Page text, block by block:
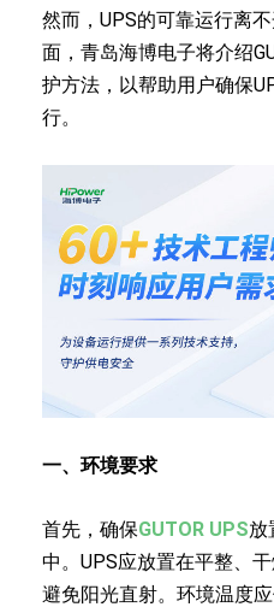
然而，UPS的可靠运行离
面，青岛海博电子将介绍
护方法，以帮助用户确保
行。
一、环境要求
首先，确保GUTOR UPS放
中。UPS应放置在平整、
避免阳光直射。环境温度